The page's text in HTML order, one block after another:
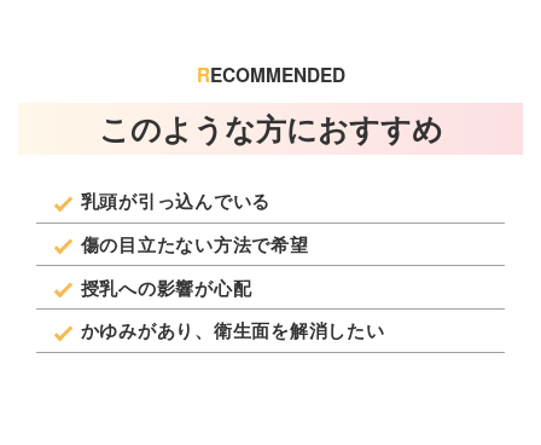
RECOMMENDED
このような方におすすめ
乳頭が引っ込んでいる
傷の目立たない方法で希望
授乳への影響が心配
かゆみがあり、衛生面を解消したい